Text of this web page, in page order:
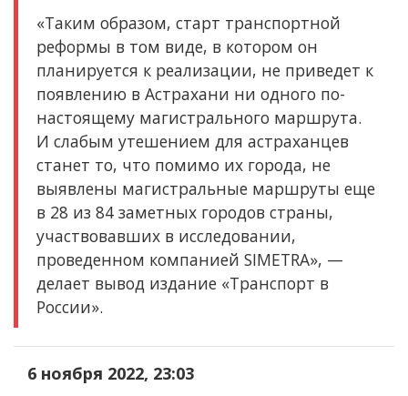
«Таким образом, старт транспортной
реформы в том виде, в котором он
планируется к реализации, не приведет к
появлению в Астрахани ни одного по-
настоящему магистрального маршрута.
И слабым утешением для астраханцев
станет то, что помимо их города, не
выявлены магистральные маршруты еще
в 28 из 84 заметных городов страны,
участвовавших в исследовании,
проведенном компанией SIMETRA», —
делает вывод издание «Транспорт в
России».
6 ноября 2022, 23:03